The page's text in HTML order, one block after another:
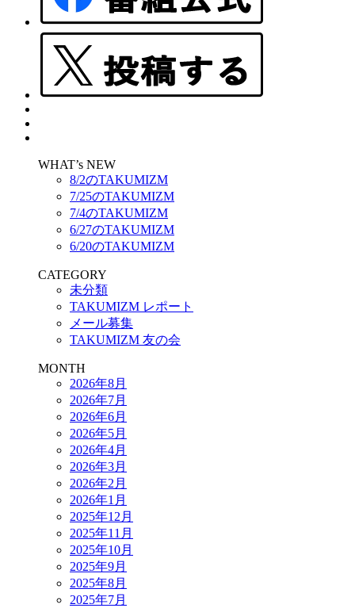
WHAT’s NEW
8/2のTAKUMIZM
7/25のTAKUMIZM
7/4のTAKUMIZM
6/27のTAKUMIZM
6/20のTAKUMIZM
CATEGORY
未分類
TAKUMIZM レポート
メール募集
TAKUMIZM 友の会
MONTH
2026年8月
2026年7月
2026年6月
2026年5月
2026年4月
2026年3月
2026年2月
2026年1月
2025年12月
2025年11月
2025年10月
2025年9月
2025年8月
2025年7月